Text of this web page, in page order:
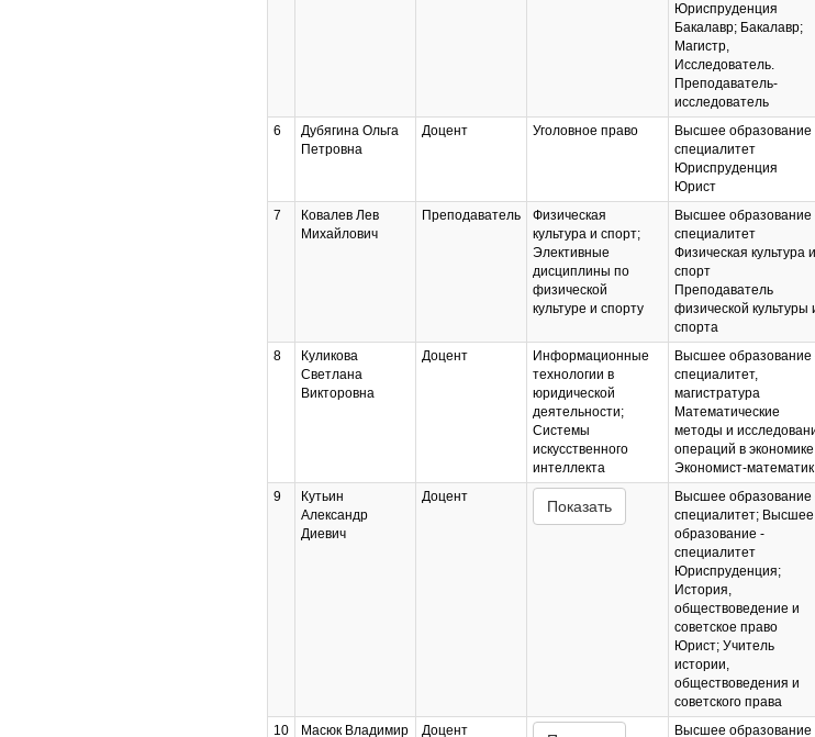
Юриспруденция
Бакалавр; Бакалавр;
Магистр,
Исследователь.
Преподаватель-
исследователь
6
Дубягина Ольга
Петровна
Доцент Уголовное право
Высшее образование
специалитет
Юриспруденция
Юрист
7
Ковалев Лев
Михайлович
Преподаватель
Физическая
культура и спорт;
Элективные
дисциплины по
физической
культуре и спорту
Высшее образование
специалитет
Физическая культура и
спорт
Преподаватель
физической культуры
спорта
8
Куликова
Светлана
Викторовна
Доцент
Информационные
технологии в
юридической
деятельности;
Системы
искусственного
интеллекта
Высшее образование
специалитет,
магистратура
Математические
методы и
операций в экономике
Экономист-математик
9
Кутьин
Александр
Диевич
Доцент
Показать
Высшее образование
специалитет; Высшее
образование -
специалитет
Юриспруденция;
История,
обществоведение и
советское право
Юрист; Учитель
истории,
обществоведения и
советского права
10
Масюк Владимир
Доцент
Высшее образование